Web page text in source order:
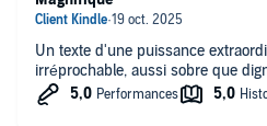
Un texte d'une puissance
irréprochable, aussi sobre que